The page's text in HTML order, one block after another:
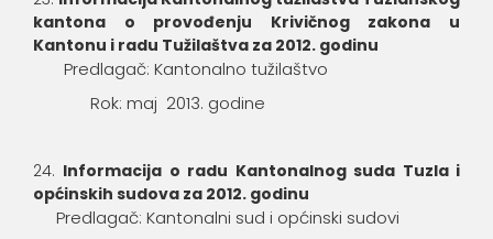
kantona o provođenju Krivičnog zakona u
Kantonu i radu Tužilaštva za 2012. godinu
Predlagač: Kantonalno tužilaštvo
Rok: maj 2013. godine
Informacija o radu Kantonalnog suda Tuzla i
općinskih sudova za 2012. godinu
Predlagač: Kantonalni sud i općinski sudovi